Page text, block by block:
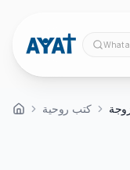
What
كتب روحية